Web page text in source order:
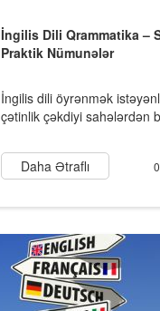
İngilis Dili Qrammatika –
Praktik Nümunələr
İngilis dili öyrənmək
çətinlik çəkdiyi sahələrdən
Daha Ətraflı